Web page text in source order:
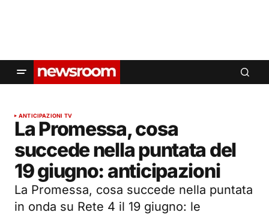
ANTICIPAZIONI TV
La Promessa, cosa
succede nella puntata del
19 giugno: anticipazioni
La Promessa, cosa succede nella puntata
in onda su Rete 4 il 19 giugno: le